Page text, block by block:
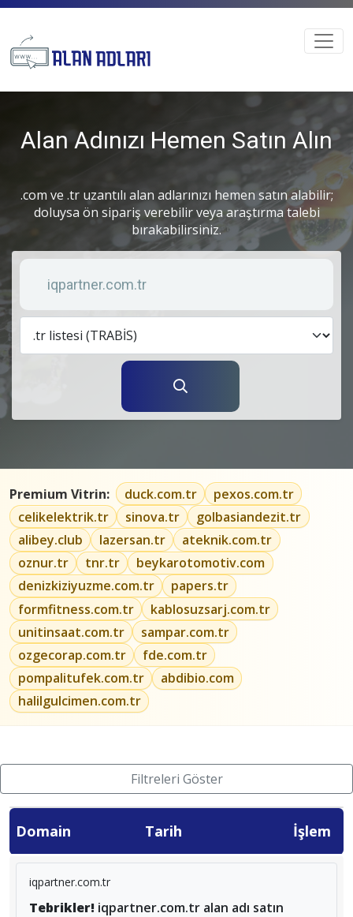
Alan Adınızı Hemen Satın Alın
.com ve .tr uzantılı alan adlarınızı hemen satın alabilir;
doluysa ön sipariş verebilir veya araştırma talebi
bırakabilirsiniz.
Anahtar kelime
Premium Vitrin: duck.com.tr
pexos.com.tr
celikelektrik.tr
sinova.tr
golbasiandezit.tr
alibey.club
lazersan.tr
ateknik.com.tr
oznur.tr
tnr.tr
beykarotomotiv.com
denizkiziyuzme.com.tr
papers.tr
formfitness.com.tr
kablosuzsarj.com.tr
unitinsaat.com.tr
sampar.com.tr
ozgecorap.com.tr
fde.com.tr
pompalitufek.com.tr
abdibio.com
halilgulcimen.com.tr
Filtreleri Göster
Domain Tarih İşlem
iqpartner.com.tr
Tebrikler! iqpartner.com.tr alan adı satın